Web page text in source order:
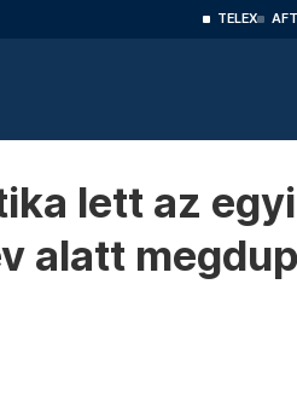
TELEX
lett az
alatt